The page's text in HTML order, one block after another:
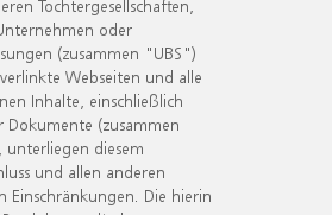
Tochtergesellschaften,
oder
(zusammen "UBS")
Webseiten und alle
Inhalte, einschließlich
(zusammen
diesem
und allen anderen
Einschränkungen. Die hierin